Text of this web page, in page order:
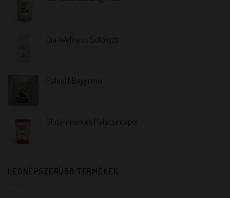
Dia-Wellness Sütőliszt
Paleolit Bejgli mix
Gluténmentes Palacsintapor
LEGNÉPSZERŰBB TERMÉKEK